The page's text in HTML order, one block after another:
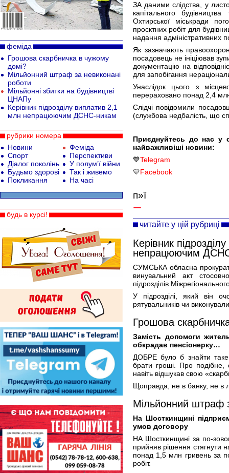
ЗА даними слідства, у
капітального
Охтирської міськради
проєктних робіт для
надання адміністративних
Як зазначають
посадовець не ініціював
документацію на
для запобігання
Унаслідок цього з
перераховано понад 2,4
Слідчі повідомили
(службова недбалість, що
Приєднуйтесь до нас у
найважливіші новини:
💙Telegram
💛Facebook
п»ї
читайте у цій рубриці
Керівник
непрацюючим
СУМСЬКА обласна
винувальний акт
підрозділів
У підрозділі, який він
рятувальників чи
Грошова
Замість допомоги
обкрадав пенсіонерку…
ДОБРЕ було б знайти
брати гроші. Про
навіть відшукав свою
Щоправда, не в банку, не в
Мільйонний штраф
На Шосткинщині
умов договору
НА Шосткинщині за по-
прийняв рішення стягнути
понад 1,5 млн гривень за
робіт.
феміда
Грошова скарбничка в чужому
домі?
Мільйонний штраф за невиконані
роботи
Мільйонні збитки на будівництві
ЦНАПу
Керівник підрозділу виплатив 2,1
млн непрацюючим ДСНС-никам
рубрики номера
Новини
Спорт
Діалог поколінь
Будьмо здорові
Покликання
Феміда
Перспективи
У полум’ї війни
Так і живемо
На часі
будь в курсі!